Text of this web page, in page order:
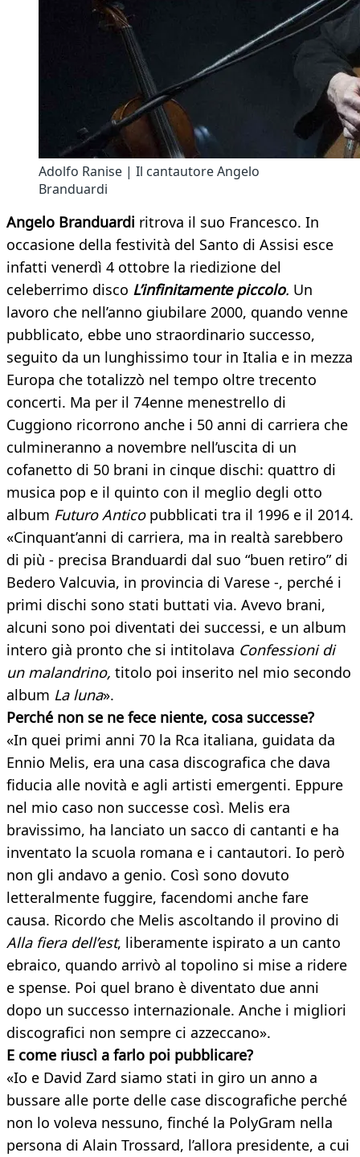
Adolfo Ranise | Il cantautore Angelo
Branduardi
Angelo Branduardi ritrova il suo Francesco. In
occasione della festività del Santo di Assisi esce
infatti venerdì 4 ottobre la riedizione del
celeberrimo disco L’infinitamente piccolo. Un
lavoro che nell’anno giubilare 2000, quando venne
pubblicato, ebbe uno straordinario successo,
seguito da un lunghissimo tour in Italia e in mezza
Europa che totalizzò nel tempo oltre trecento
concerti. Ma per il 74enne menestrello di
Cuggiono ricorrono anche i 50 anni di carriera che
culmineranno a novembre nell’uscita di un
cofanetto di 50 brani in cinque dischi: quattro di
musica pop e il quinto con il meglio degli otto
album Futuro Anticopubblicati tra il 1996 e il 2014.
«Cinquant’anni di carriera, ma in realtà sarebbero
di più - precisa Branduardi dal suo “buen retiro” di
Bedero Valcuvia, in provincia di Varese -, perché i
primi dischi sono stati buttati via. Avevo brani,
alcuni sono poi diventati dei successi, e un album
intero già pronto che si intitolava Confessioni di
un malandrino, titolo poi inserito nel mio secondo
album La luna».
Perché non se ne fece niente, cosa successe?
«In quei primi anni 70 la Rca italiana, guidata da
Ennio Melis, era una casa discografica che dava
fiducia alle novità e agli artisti emergenti. Eppure
nel mio caso non successe così. Melis era
bravissimo, ha lanciato un sacco di cantanti e ha
inventato la scuola romana e i cantautori. Io però
non gli andavo a genio. Così sono dovuto
letteralmente fuggire, facendomi anche fare
causa. Ricordo che Melis ascoltando il provino di
Alla fiera dell’est, liberamente ispirato a un canto
ebraico, quando arrivò al topolino si mise a ridere
e spense. Poi quel brano è diventato due anni
dopo un successo internazionale. Anche i migliori
discografici non sempre ci azzeccano».
E come riuscì a farlo poi pubblicare?
«Io e David Zard siamo stati in giro un anno a
bussare alle porte delle case discografiche perché
non lo voleva nessuno, finché la PolyGram nella
persona di Alain Trossard, l’allora presidente, a cui